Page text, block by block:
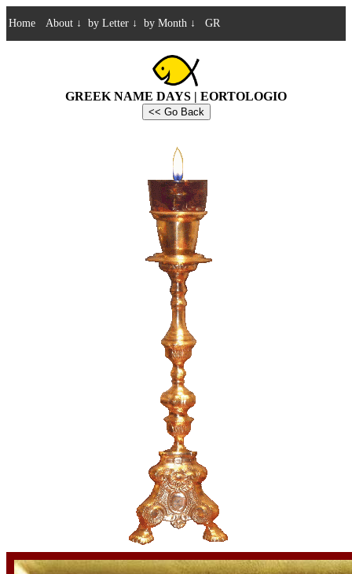
Home About ↓ by Letter ↓ by Month ↓ GR
GREEK NAME DAYS | EORTOLOGIO
<< Go Back